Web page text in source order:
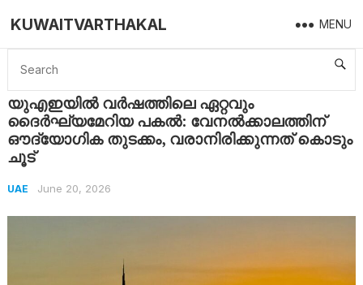
KUWAITVARTHAKAL MENU
Home UAE യുഎഇയിൽ വർഷത്തിലെ ഏറ്റവും ദൈർഘ്യമേറിയ പകൽ: വേനൽക്കാലത്തിന് ഔദ്യോഗിക തുടക്കം, വരാനിരിക്കുന്നത് കൊടും ചൂട്
യുഎഇയിൽ വർഷത്തിലെ ഏറ്റവും
ദൈർഘ്യമേറിയ പകൽ: വേനൽക്കാലത്തിന്
ഔദ്യോഗിക തുടക്കം, വരാനിരിക്കുന്നത് കൊടും
ചൂട്
UAE June 20, 2026